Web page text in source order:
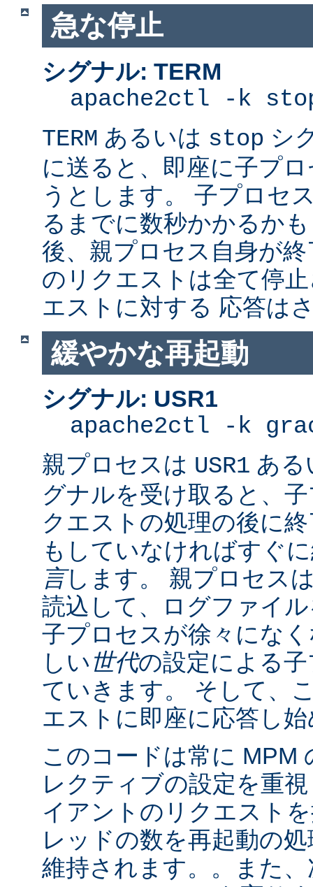
急な停止
シグナル: TERM
apache2ctl -k
TERM あるいは stop シ
に送ると、即座に子プ
うとします。 子プロセ
るまでに数秒かかるか
後、親プロセス自身が
のリクエストは全て停
エストに対する 応答は
緩やかな再起動
シグナル: USR1
apache2ctl -k
親プロセスは USR1 あ
グナルを受け取ると、
クエストの処理の後に
もしていなければすぐ
言します。 親プロセス
読込して、ログファイ
子プロセスが徐々にな
しい世代の設定による
ていきます。 そして、
エストに即座に応答し
このコードは常に MPM
レクティブの設定を重
イアントのリクエスト
レッドの数を再起動の
維持されます。。また